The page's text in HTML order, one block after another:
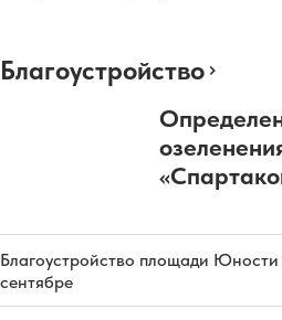
Благоустройство
Благоустройство площади
сентябре